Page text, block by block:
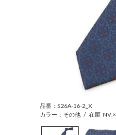
品番：S26A-16-2_X
カラー：その他 / 在庫 NV:×